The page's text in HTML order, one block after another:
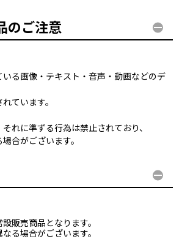
のご注意
る画像・テキスト・音声・動画などのデ
ています。
れに準ずる行為は禁止されており、
合がございます。
販売商品となります。
る場合がございます。